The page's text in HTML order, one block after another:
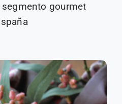
gourmet